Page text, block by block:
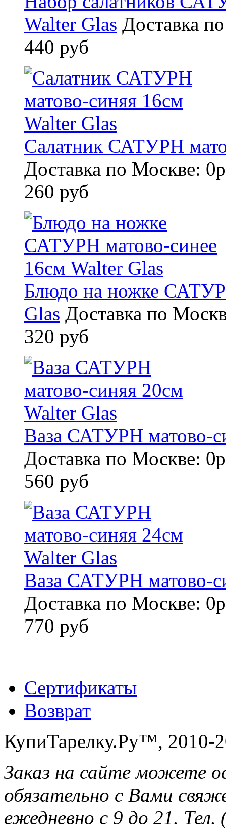
Walter Glas Доставка
440 руб
Салатник САТУРН
Доставка по Москве:
260 руб
Блюдо на ножке
Glas Доставка по
320 руб
Ваза САТУРН матово-
Доставка по Москве:
560 руб
Ваза САТУРН матово-
Доставка по Москве:
770 руб
Сертификаты
Возврат
КупиТарелку.Ру™, 2010-
Заказ на сайте можете
обязательно с Вами
ежедневно с 9 до 21.